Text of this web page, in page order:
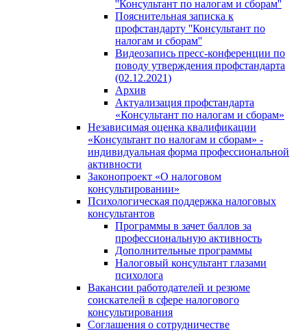
''Консультант по налогам и сборам''
Пояснительная записка к
профстандарту ''Консультант по
налогам и сборам''
Видеозапись пресс-конференции по
поводу утверждения профстандарта
(02.12.2021)
Архив
Актуализация профстандарта
«Консультант по налогам и сборам»
Независимая оценка квалификации
«Консультант по налогам и сборам» -
индивидуальная форма профессиональной
активности
Законопроект «О налоговом
консультировании»
Психологическая поддержка налоговых
консультантов
Программы в зачет баллов за
профессиональную активность
Дополнительные программы
Налоговый консультант глазами
психолога
Вакансии работодателей и резюме
соискателей в сфере налогового
консультирования
Соглашения о сотрудничестве